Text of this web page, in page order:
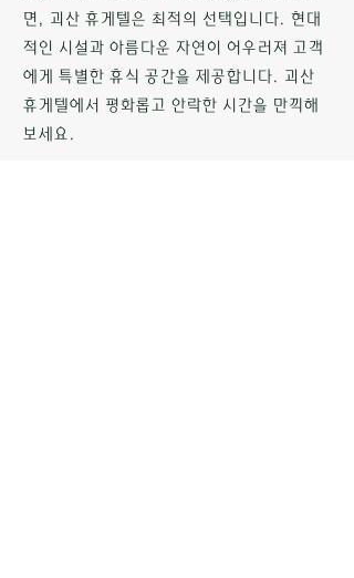
면, 괴산 휴게텔은 최적의 선택입니다. 현대
적인 시설과 아름다운 자연이 어우러져 고객
에게 특별한 휴식 공간을 제공합니다. 괴산
휴게텔에서 평화롭고 안락한 시간을 만끽해
보세요.